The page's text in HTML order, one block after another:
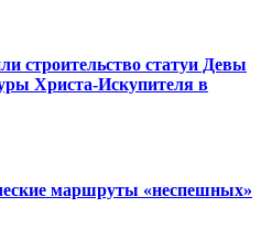
строительство статуи Девы
Христа-Искупителя в
маршруты «неспешных»